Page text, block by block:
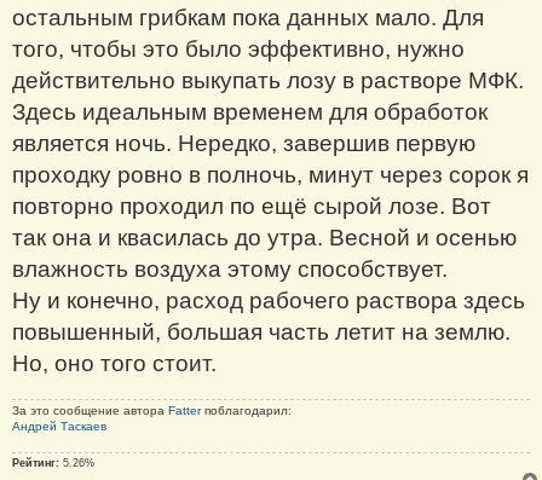
остальным грибкам пока данных мало. Для
того, чтобы это было эффективно, нужно
действительно выкупать лозу в растворе МФК.
Здесь идеальным временем для обработок
является ночь. Нередко, завершив первую
проходку ровно в полночь, минут через сорок я
повторно проходил по ещё сырой лозе. Вот
так она и квасилась до утра. Весной и осенью
влажность воздуха этому способствует.
Ну и конечно, расход рабочего раствора здесь
повышенный, большая часть летит на землю.
Но, оно того стоит.
За это сообщение автора Fatterпоблагодарил:
Андрей Таскаев
Рейтинг: 5.26%